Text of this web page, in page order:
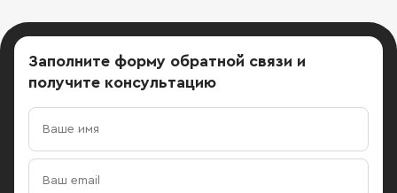
Заполните форму обратной связи и
получите консультацию